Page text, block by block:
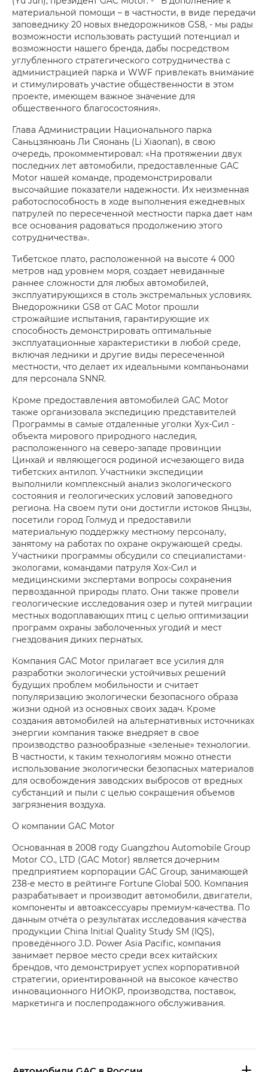
материальной помощи – в частности, в виде передачи
заповеднику 20 новых внедорожников GS8, - мы рады
возможности использовать растущий потенциал и
возможности нашего бренда, дабы посредством
углубленного стратегического сотрудничества с
администрацией парка и WWF привлекать внимание
и стимулировать участие общественности в этом
проекте, имеющем важное значение для
общественного благосостояния».
Глава Администрации Национального парка
Саньцзянюань Ли Сяонань (Li Xiaonan), в свою
очередь, прокомментировал: «На протяжении двух
последних лет автомобили, предоставленные GAC
Motor нашей команде, продемонстрировали
высочайшие показатели надежности. Их неизменная
работоспособность в ходе выполнения ежедневных
патрулей по пересеченной местности парка дает нам
все основания радоваться продолжению этого
сотрудничества».
Тибетское плато, расположенной на высоте 4 000
метров над уровнем моря, создает невиданные
раннее сложности для любых автомобилей,
эксплуатирующихся в столь экстремальных условиях.
Внедорожники GS8 от GAC Motor прошли
строжайшие испытания, гарантирующие их
способность демонстрировать оптимальные
эксплуатационные характеристики в любой среде,
включая ледники и другие виды пересеченной
местности, что делает их идеальными компаньонами
для персонала SNNR.
Кроме предоставления автомобилей GAC Motor
также организовала экспедицию представителей
Программы в самые отдаленные уголки Хух-Сил -
объекта мирового природного наследия,
расположенного на северо-западе провинции
Цинхай и являющегося родиной исчезающего вида
тибетских антилоп. Участники экспедиции
выполнили комплексный анализ экологического
состояния и геологических условий заповедного
региона. На своем пути они достигли истоков Янцзы,
посетили город Голмуд и предоставили
материальную поддержку местному персоналу,
занятому на работах по охране окружающей среды.
Участники программы обсудили со специалистами-
экологами, командами патруля Хох-Сил и
медицинскими экспертами вопросы сохранения
первозданной природы плато. Они также провели
геологические исследования озер и путей миграции
местных водоплавающих птиц с целью оптимизации
программ охраны заболоченных угодий и мест
гнездования диких пернатых.
Компания GAC Motor прилагает все усилия для
разработки экологически устойчивых решений
будущих проблем мобильности и считает
популяризацию экологически безопасного образа
жизни одной из основных своих задач. Кроме
создания автомобилей на альтернативных источниках
энергии компания также внедряет в свое
производство разнообразные «зеленые» технологии.
В частности, к таким технологиям можно отнести
использование экологически безопасных материалов
для освобождения заводских выбросов от вредных
субстанций и пыли с целью сокращения объемов
загрязнения воздуха.
О компании GAC Motor
Основанная в 2008 году Guangzhou Automobile Group
Motor CO., LTD (GAC Motor) является дочерним
предприятием корпорации GAC Group, занимающей
238-е место в рейтинге Fortune Global 500. Компания
разрабатывает и производит автомобили, двигатели,
компоненты и автоаксессуары премиум-качества. По
данным отчёта о результатах исследования качества
продукции China Initial Quality Study SM (IQS),
проведённого J.D. Power Asia Pacific, компания
занимает первое место среди всех китайских
брендов, что демонстрирует успех корпоративной
стратегии, ориентированной на высокое качество
инновационного НИОКР, производства, поставок,
маркетинга и послепродажного обслуживания.